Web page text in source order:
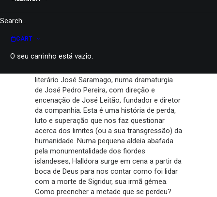
CART
O seu carrinho está vazio.
romance “A Desumanização”, do consagrado
literário José Saramago, numa dramaturgia
de José Pedro Pereira, com direção e
encenação de José Leitão, fundador e diretor
da companhia. Esta é uma história de perda,
luto e superação que nos faz questionar
acerca dos limites (ou a sua transgressão) da
humanidade. Numa pequena aldeia abafada
pela monumentalidade dos fiordes
islandeses, Halldora surge em cena a partir da
boca de Deus para nos contar como foi lidar
com a morte de Sigridur, sua irmã gémea.
Como preencher a metade que se perdeu?